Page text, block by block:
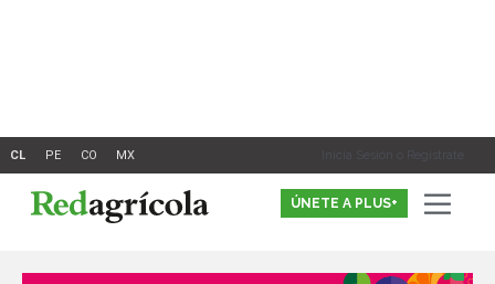
Inicia Sesión o Registrate
ÚNETE A PLUS+